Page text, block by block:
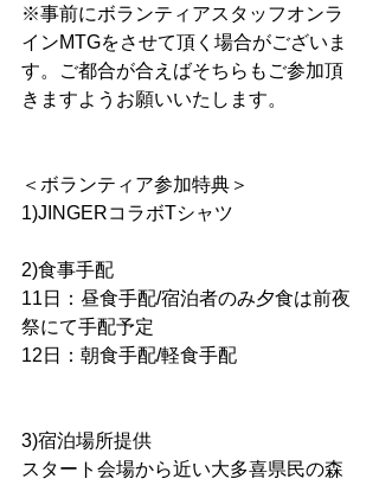
※事前にボランティアスタッフオンラ
インMTGをさせて頂く場合がございま
す。ご都合が合えばそちらもご参加頂
きますようお願いいたします。
＜ボランティア参加特典＞
1)JINGERコラボTシャツ
2)食事手配
11日：昼食手配/宿泊者のみ夕食は前夜
祭にて手配予定
12日：朝食手配/軽食手配
3)宿泊場所提供
スタート会場から近い大多喜県民の森